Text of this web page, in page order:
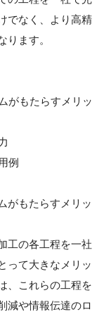
でなく、より高精
ります。
がもたらすメリッ
例
がもたらすメリッ
工の各工程を一社
って大きなメリッ
、これらの工程を
減や情報伝達のロ